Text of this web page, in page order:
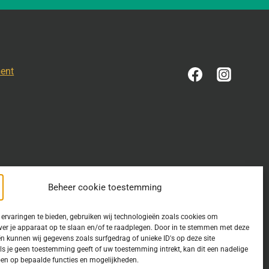
Beheer cookie toestemming
ervaringen te bieden, gebruiken wij technologieën zoals cookies om
je apparaat op te slaan en/of te raadplegen. Door in te stemmen met deze
kunnen wij gegevens zoals surfgedrag of unieke ID's op deze site
je geen toestemming geeft of uw toestemming intrekt, kan dit een nadelige
op bepaalde functies en mogelijkheden.
is verleend. Indien u op deze site een publicatie van